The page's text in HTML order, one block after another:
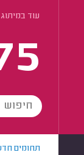
עוד
תחומים